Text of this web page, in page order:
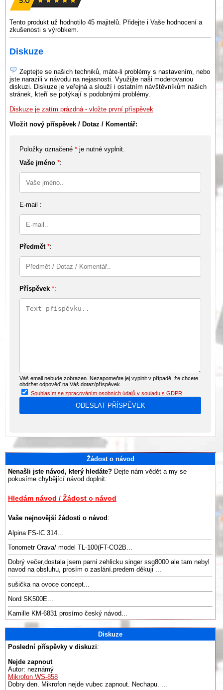
Tento produkt už hodnotilo 45 majitelů. Přidejte i Vaše hodnocení a
zkušenosti s výrobkem.
Diskuze
Zeptejte se našich techniků, máte-li problémy s nastavením, nebo
jste narazili v návodu na nejasnosti. Využijte naši moderovanou
diskuzi. Diskuze je veřejná a slouží i ostatním návštěvníkům našich
stránek, kteří se potýkají s podobnými problémy.
Diskuze je zatím prázdná - vložte první příspěvek
Vložit nový příspěvek / Dotaz / Komentář:
Položky označené * je nutné vyplnit.
Vaše jméno *:
E-mail :
Předmět *:
Příspěvek *:
Váš email nebude zobrazen. Nezapomeňte jej vyplnit v případě, že chcete
obdržet odpověď na Váš dotaz/příspěvek.
Souhlasím se zpracováním osobních údajů v souladu s GDPR
Žádost o návod
Nenašli jste návod, který hledáte? Dejte nám vědět a my se
pokusíme chybějící návod doplnit:
Hledám návod / Žádost o návod
Vaše nejnovější žádosti o návod :
Alpina FS-IC 314...
Tonometr Orava/ model TL-100(FT-CO2B...
Dobrý večer,dostala jsem parni zehlicku singer ssg8000 ale tam nebyl
navod na obsluhu, prosím o zaslání.predem děkuji ...
sušička na ovoce concept...
Nord SK500E...
Kamille KM-6831 prosímo český návod...
Diskuze
Poslední příspěvky v diskuzi:
Nejde zapnout
Autor: neznámý
Mikrofon WS-858
Dobry den. Mikrofon nejde vubec zapnout. Nechapu. ...